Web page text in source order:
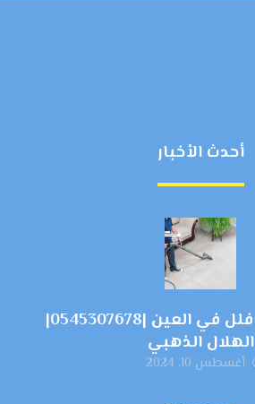
أحدث الأخبار
شركة تنظيف فلل في العين |0545307678|
الهلال الذهبي
أغسطس 10, 2024